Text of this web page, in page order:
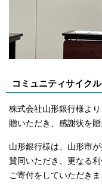
コミュニティサイク
株式会社山形銀行様よ
贈いただき、感謝状を贈
山形銀行様は、山形市
賛同いただき、更なる
ご寄付をしていただきま